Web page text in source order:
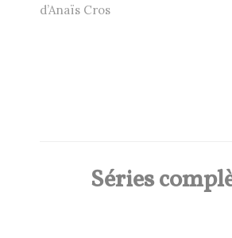
d’Anaïs Cros
Séries